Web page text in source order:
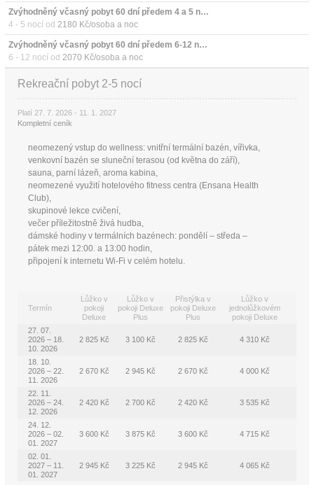
Zvýhodněný včasný pobyt 60 dní předem 4 a 5 nocí (s polopenzí)
4 - 5 nocí od 2180 Kč/osoba a noc
Zvýhodněný včasný pobyt 60 dní předem 6-12 nocí (s polopenzí)
6 - 12 nocí od 2070 Kč/osoba a noc
Rekreační pobyt 2-5 nocí
Platí 27. 7. 2026 - 11. 1. 2027
Kompletní ceník
neomezený vstup do wellness: vnitřní termální bazén, vířivka,
venkovní bazén se sluneční terasou (od května do září),
sauna, parní lázeň, aroma kabina,
neomezené využití hotelového fitness centra (Ensana Health
Club),
skupinové lekce cvičení,
večer příležitostně živá hudba,
dámské hodiny v termálních bazénech: pondělí – středa –
pátek mezi 12:00. a 13:00 hodin,
připojení k internetu Wi-Fi v celém hotelu.
Termín
Lůžko v
pokoji
Deluxe
Lůžko v
pokoji Deluxe
Plus
Přistýlka v
pokoji Deluxe
Plus
Lůžko v
jednolůžkovém
pokoji Deluxe
27. 07.
2026 – 18.
10. 2026
2 825 Kč 3 100 Kč 2 825 Kč 4 310 Kč
18. 10.
2026 – 22.
11. 2026
2 670 Kč 2 945 Kč 2 670 Kč 4 000 Kč
22. 11.
2026 – 24.
12. 2026
2 420 Kč 2 700 Kč 2 420 Kč 3 535 Kč
24. 12.
2026 – 02.
01. 2027
3 600 Kč 3 875 Kč 3 600 Kč 4 715 Kč
02. 01.
2027 – 11.
01. 2027
2 945 Kč 3 225 Kč 2 945 Kč 4 065 Kč